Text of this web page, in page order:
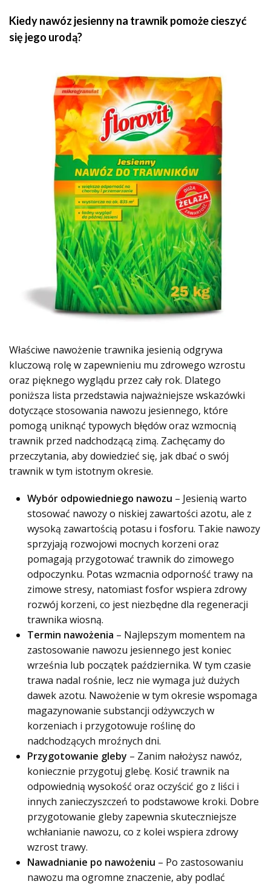
Kiedy nawóz jesienny na trawnik pomoże cieszyć
się jego urodą?
Właściwe nawożenie trawnika jesienią odgrywa
kluczową rolę w zapewnieniu mu zdrowego wzrostu
oraz pięknego wyglądu przez cały rok. Dlatego
poniższa lista przedstawia najważniejsze wskazówki
dotyczące stosowania nawozu jesiennego, które
pomogą uniknąć typowych błędów oraz wzmocnią
trawnik przed nadchodzącą zimą. Zachęcamy do
przeczytania, aby dowiedzieć się, jak dbać o swój
trawnik w tym istotnym okresie.
Wybór odpowiedniego nawozu – Jesienią warto
stosować nawozy o niskiej zawartości azotu, ale z
wysoką zawartością potasu i fosforu. Takie nawozy
sprzyjają rozwojowi mocnych korzeni oraz
pomagają przygotować trawnik do zimowego
odpoczynku. Potas wzmacnia odporność trawy na
zimowe stresy, natomiast fosfor wspiera zdrowy
rozwój korzeni, co jest niezbędne dla regeneracji
trawnika wiosną.
Termin nawożenia – Najlepszym momentem na
zastosowanie nawozu jesiennego jest koniec
września lub początek października. W tym czasie
trawa nadal rośnie, lecz nie wymaga już dużych
dawek azotu. Nawożenie w tym okresie wspomaga
magazynowanie substancji odżywczych w
korzeniach i przygotowuje roślinę do
nadchodzących mroźnych dni.
Przygotowanie gleby – Zanim nałożysz nawóz,
koniecznie przygotuj glebę. Kosić trawnik na
odpowiednią wysokość oraz oczyścić go z liści i
innych zanieczyszczeń to podstawowe kroki. Dobre
przygotowanie gleby zapewnia skuteczniejsze
wchłanianie nawozu, co z kolei wspiera zdrowy
wzrost trawy.
Nawadnianie po nawożeniu – Po zastosowaniu
nawozu ma ogromne znaczenie, aby podlać